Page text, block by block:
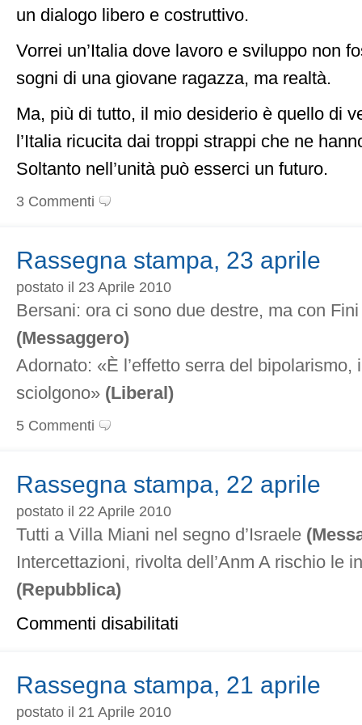
un dialogo libero e costruttivo.
Vorrei un’Italia dove lavoro e sviluppo non
sogni di una giovane ragazza, ma realtà.
Ma, più di tutto, il mio desiderio è quello di
l’Italia ricucita dai troppi strappi che ne
Soltanto nell’unità può esserci un futuro.
3 Commenti
Rassegna stampa, 23 aprile
postato il 23 Aprile 2010
Bersani: ora ci sono due destre, ma con
(Messaggero)
Adornato: «È l’effetto serra del bipolarismo,
sciolgono» (Liberal)
5 Commenti
Rassegna stampa, 22 aprile
postato il 22 Aprile 2010
Tutti a Villa Miani nel segno d’Israele
Intercettazioni, rivolta dell’Anm A rischio le
(Repubblica)
Commenti disabilitati
Rassegna stampa, 21 aprile
postato il 21 Aprile 2010